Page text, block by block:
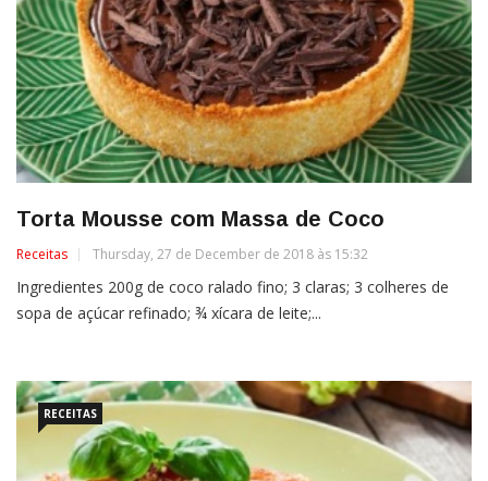
Torta Mousse com Massa de Coco
Receitas Thursday, 27 de December de 2018 às 15:32
Ingredientes 200g de coco ralado fino; 3 claras; 3 colheres de
sopa de açúcar refinado; ¾ xícara de leite;...
RECEITAS